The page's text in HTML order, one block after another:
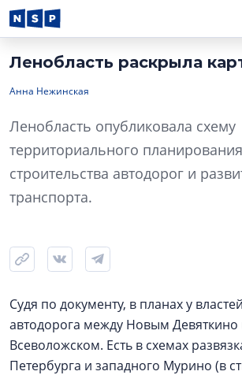
Ленобласть раскрыла
Анна Нежинская
Ленобласть опубликовала схему
территориального
строительства автодорог и
транспорта.
Судя по документу, в планах у
автодорога между Новым Девяткино
Всеволожском. Есть в схемах
Петербурга и западного Мурино (в